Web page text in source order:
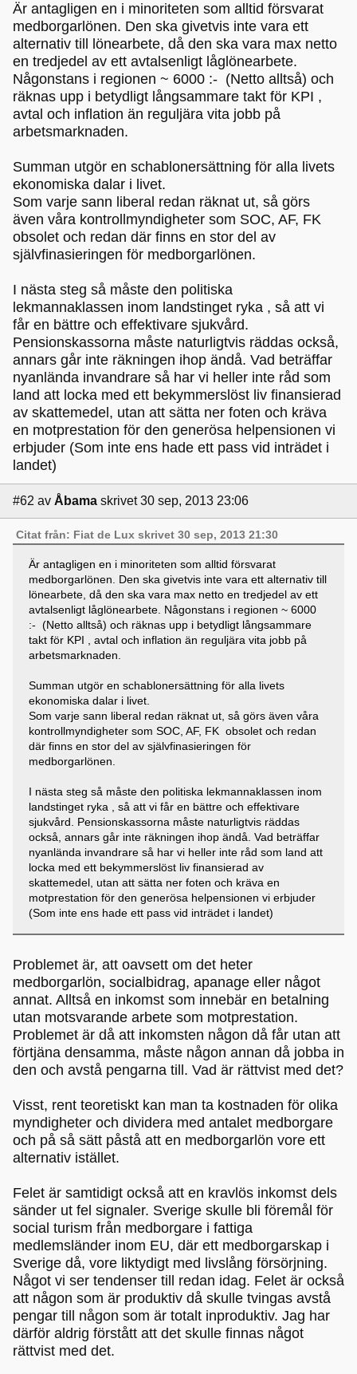
Är antagligen en i minoriteten som alltid försvarat
medborgarlönen. Den ska givetvis inte vara ett
alternativ till lönearbete, då den ska vara max netto
en tredjedel av ett avtalsenligt låglönearbete.
Någonstans i regionen ~ 6000 :- (Netto alltså) och
räknas upp i betydligt långsammare takt för KPI ,
avtal och inflation än reguljära vita jobb på
arbetsmarknaden.
Summan utgör en schablonersättning för alla livets
ekonomiska dalar i livet.
Som varje sann liberal redan räknat ut, så görs
även våra kontrollmyndigheter som SOC, AF, FK
obsolet och redan där finns en stor del av
självfinasieringen för medborgarlönen.
I nästa steg så måste den politiska
lekmannaklassen inom landstinget ryka , så att vi
får en bättre och effektivare sjukvård.
Pensionskassorna måste naturligtvis räddas också,
annars går inte räkningen ihop ändå. Vad beträffar
nyanlända invandrare så har vi heller inte råd som
land att locka med ett bekymmerslöst liv finansierad
av skattemedel, utan att sätta ner foten och kräva
en motprestation för den generösa helpensionen vi
erbjuder (Som inte ens hade ett pass vid inträdet i
landet)
#62 av Åbama skrivet 30 sep, 2013 23:06
Citat från: Fiat de Lux skrivet 30 sep, 2013 21:30
Är antagligen en i minoriteten som alltid försvarat
medborgarlönen. Den ska givetvis inte vara ett alternativ till
lönearbete, då den ska vara max netto en tredjedel av ett
avtalsenligt låglönearbete. Någonstans i regionen ~ 6000
:- (Netto alltså) och räknas upp i betydligt långsammare
takt för KPI , avtal och inflation än reguljära vita jobb på
arbetsmarknaden.
Summan utgör en schablonersättning för alla livets
ekonomiska dalar i livet.
Som varje sann liberal redan räknat ut, så görs även våra
kontrollmyndigheter som SOC, AF, FK obsolet och redan
där finns en stor del av självfinasieringen för
medborgarlönen.
I nästa steg så måste den politiska lekmannaklassen inom
landstinget ryka , så att vi får en bättre och effektivare
sjukvård. Pensionskassorna måste naturligtvis räddas
också, annars går inte räkningen ihop ändå. Vad beträffar
nyanlända invandrare så har vi heller inte råd som land att
locka med ett bekymmerslöst liv finansierad av
skattemedel, utan att sätta ner foten och kräva en
motprestation för den generösa helpensionen vi erbjuder
(Som inte ens hade ett pass vid inträdet i landet)
Problemet är, att oavsett om det heter
medborgarlön, socialbidrag, apanage eller något
annat. Alltså en inkomst som innebär en betalning
utan motsvarande arbete som motprestation.
Problemet är då att inkomsten någon då får utan att
förtjäna densamma, måste någon annan då jobba in
den och avstå pengarna till. Vad är rättvist med det?
Visst, rent teoretiskt kan man ta kostnaden för olika
myndigheter och dividera med antalet medborgare
och på så sätt påstå att en medborgarlön vore ett
alternativ istället.
Felet är samtidigt också att en kravlös inkomst dels
sänder ut fel signaler. Sverige skulle bli föremål för
social turism från medborgare i fattiga
medlemsländer inom EU, där ett medborgarskap i
Sverige då, vore liktydigt med livslång försörjning.
Något vi ser tendenser till redan idag. Felet är också
att någon som är produktiv då skulle tvingas avstå
pengar till någon som är totalt inproduktiv. Jag har
därför aldrig förstått att det skulle finnas något
rättvist med det.